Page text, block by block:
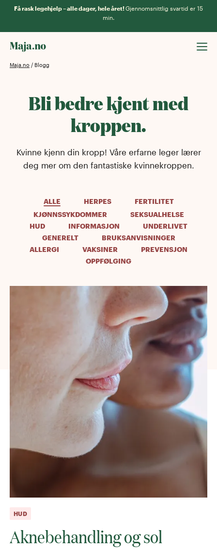
Få rask legehjelp – alle dager, hele året!Gjennomsnittlig svartid er 15
min.
Maja.no / Blogg
Bli bedre kjent med
kroppen.
Kvinne kjenn din kropp! Våre erfarne leger lærer
deg mer om den fantastiske kvinnekroppen.
ALLE HERPES
FERTILITET
KJØNNSSYKDOMMER
SEKSUALHELSE
HUD
INFORMASJON
UNDERLIVET
GENERELT
BRUKSANVISNINGER
ALLERGI
VAKSINER
PREVENSJON
OPPFØLGING
HUD
Aknebehandling og sol